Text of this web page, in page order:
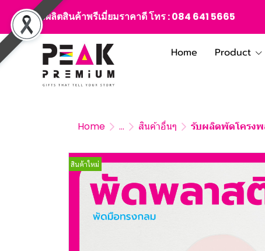
สั่งผลิตสินค้าพรีเมี่ยมราคาดี โทร :084 641 5665
Home Product
Home ... สินค้าอื่นๆ รับผลิตพัดโครงพ
สินค้าใหม่